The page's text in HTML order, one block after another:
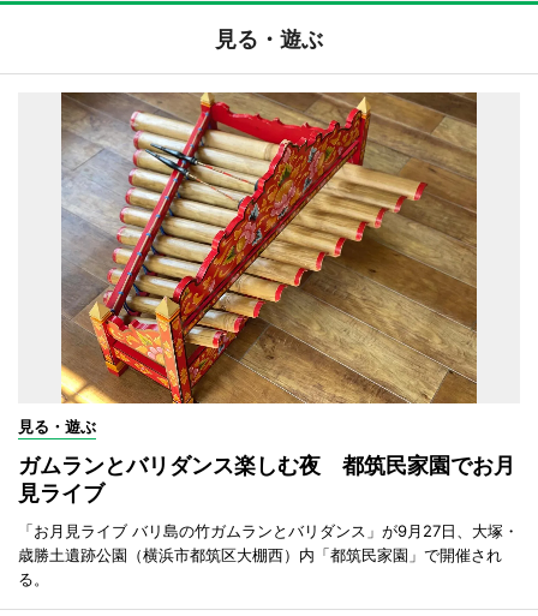
見る・遊ぶ
見る・遊ぶ
ガムランとバリダンス楽しむ夜 都筑民家園でお月
見ライブ
「お月見ライブ バリ島の竹ガムランとバリダンス」が9月27日、大塚・
歳勝土遺跡公園（横浜市都筑区大棚西）内「都筑民家園」で開催され
る。